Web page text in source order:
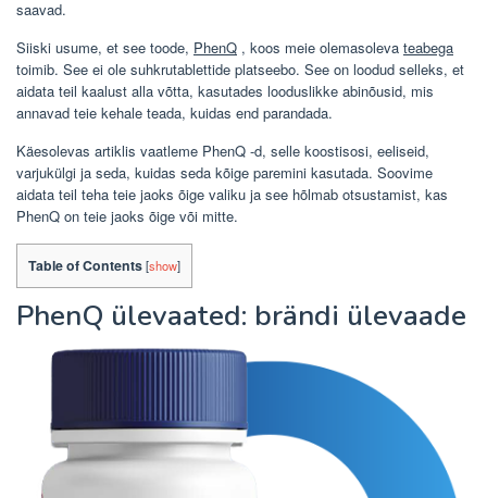
saavad.
Siiski usume, et see toode, PhenQ , koos meie olemasoleva teabega
toimib. See ei ole suhkrutablettide platseebo. See on loodud selleks, et
aidata teil kaalust alla võtta, kasutades looduslikke abinõusid, mis
annavad teie kehale teada, kuidas end parandada.
Käesolevas artiklis vaatleme PhenQ -d, selle koostisosi, eeliseid,
varjukülgi ja seda, kuidas seda kõige paremini kasutada. Soovime
aidata teil teha teie jaoks õige valiku ja see hõlmab otsustamist, kas
PhenQ on teie jaoks õige või mitte.
Table of Contents[show]
PhenQ ülevaated: brändi ülevaade